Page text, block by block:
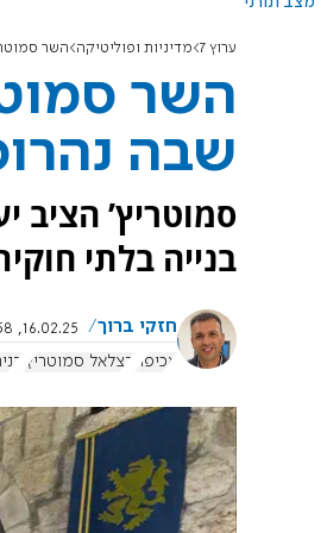
ערוץ 7 מדיניות ופוליטיקה השר סמוטריץ’ מבטיח: "2025 –
שבה
בנייה בלתי
חזקי ברוך
16.02.25, 14:58
אכיפה
בצלאל סמוטריץ'